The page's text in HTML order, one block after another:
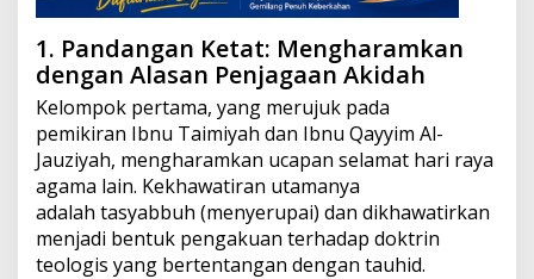
J
a
t
i
m
1. Pandangan Ketat: Mengharamkan
dengan Alasan Penjagaan Akidah
Kelompok pertama, yang merujuk pada
pemikiran Ibnu Taimiyah dan Ibnu Qayyim Al-
Jauziyah, mengharamkan ucapan selamat hari raya
agama lain. Kekhawatiran utamanya
adalah tasyabbuh (menyerupai) dan dikhawatirkan
menjadi bentuk pengakuan terhadap doktrin
teologis yang bertentangan dengan tauhid.